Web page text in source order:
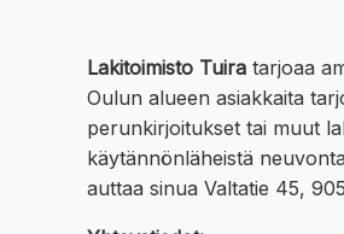
Lakitoimisto Tuira tarjoaa
Oulun alueen asiakkaita
perunkirjoitukset tai muut
käytännönläheistä
auttaa sinua Valtatie 45,